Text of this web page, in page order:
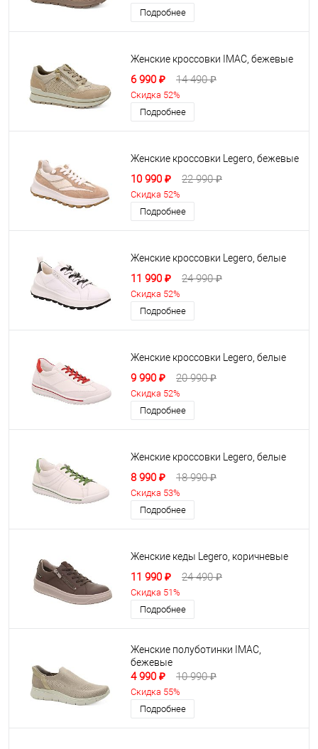
Подробнее
Женские кроссовки IMAC, бежевые
6 990 ₽ 14 490 ₽
Скидка 52%
Подробнее
Женские кроссовки Legero, бежевые
10 990 ₽ 22 990 ₽
Скидка 52%
Подробнее
Женские кроссовки Legero, белые
11 990 ₽ 24 990 ₽
Скидка 52%
Подробнее
Женские кроссовки Legero, белые
9 990 ₽ 20 990 ₽
Скидка 52%
Подробнее
Женские кроссовки Legero, белые
8 990 ₽ 18 990 ₽
Скидка 53%
Подробнее
Женские кеды Legero, коричневые
11 990 ₽ 24 490 ₽
Скидка 51%
Подробнее
Женские полуботинки IMAC,
бежевые
4 990 ₽ 10 990 ₽
Скидка 55%
Подробнее